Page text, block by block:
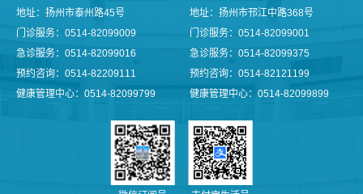
地址：扬州市泰州路45号
门诊服务：0514-82099009
急诊服务：0514-82099016
预约咨询：0514-82209111
健康管理中心：0514-82099799
地址：扬州市邗江中路368号
门诊服务：0514-82099001
急诊服务：0514-82099375
预约咨询：0514-82121199
健康管理中心：0514-82099899